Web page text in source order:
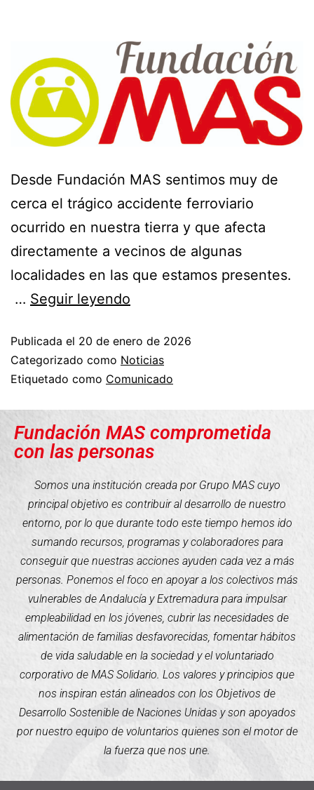
Desde Fundación MAS sentimos muy de
cerca el trágico accidente ferroviario
ocurrido en nuestra tierra y que afecta
directamente a vecinos de algunas
localidades en las que estamos presentes.
… Seguir leyendo
Publicada el 20 de enero de 2026
Categorizado como Noticias
Etiquetado como Comunicado
Fundación MAS comprometida
con las personas
Somos una institución creada por Grupo MAS cuyo
principal objetivo es contribuir al desarrollo de nuestro
entorno, por lo que durante todo este tiempo hemos ido
sumando recursos, programas y colaboradores para
conseguir que nuestras acciones ayuden cada vez a más
personas. Ponemos el foco en apoyar a los colectivos más
vulnerables de Andalucía y Extremadura para impulsar
empleabilidad en los jóvenes, cubrir las necesidades de
alimentación de familias desfavorecidas, fomentar hábitos
de vida saludable en la sociedad y el voluntariado
corporativo de MAS Solidario. Los valores y principios que
nos inspiran están alineados con los Objetivos de
Desarrollo Sostenible de Naciones Unidas y son apoyados
por nuestro equipo de voluntarios quienes son el motor de
la fuerza que nos une.